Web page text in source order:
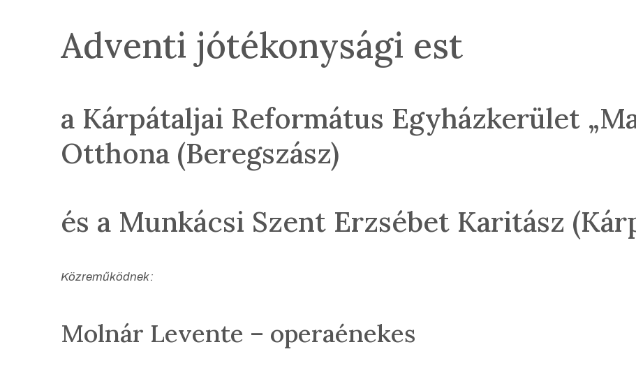
Adventi jótékonysági est
a Kárpátaljai Református Egyházkerület
Otthona (Beregszász)
és a Munkácsi Szent Erzsébet Karitász
Közreműködnek:
Molnár Levente – operaénekes